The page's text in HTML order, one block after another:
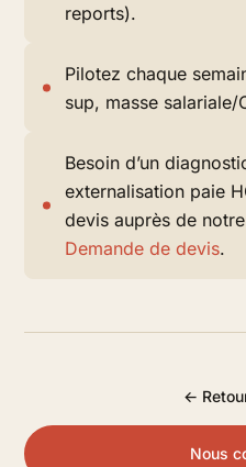
reports).
Pilotez chaque
sup, masse salariale/
Besoin d’un
externalisation paie
devis auprès de
Demande de devis.
←
Nous